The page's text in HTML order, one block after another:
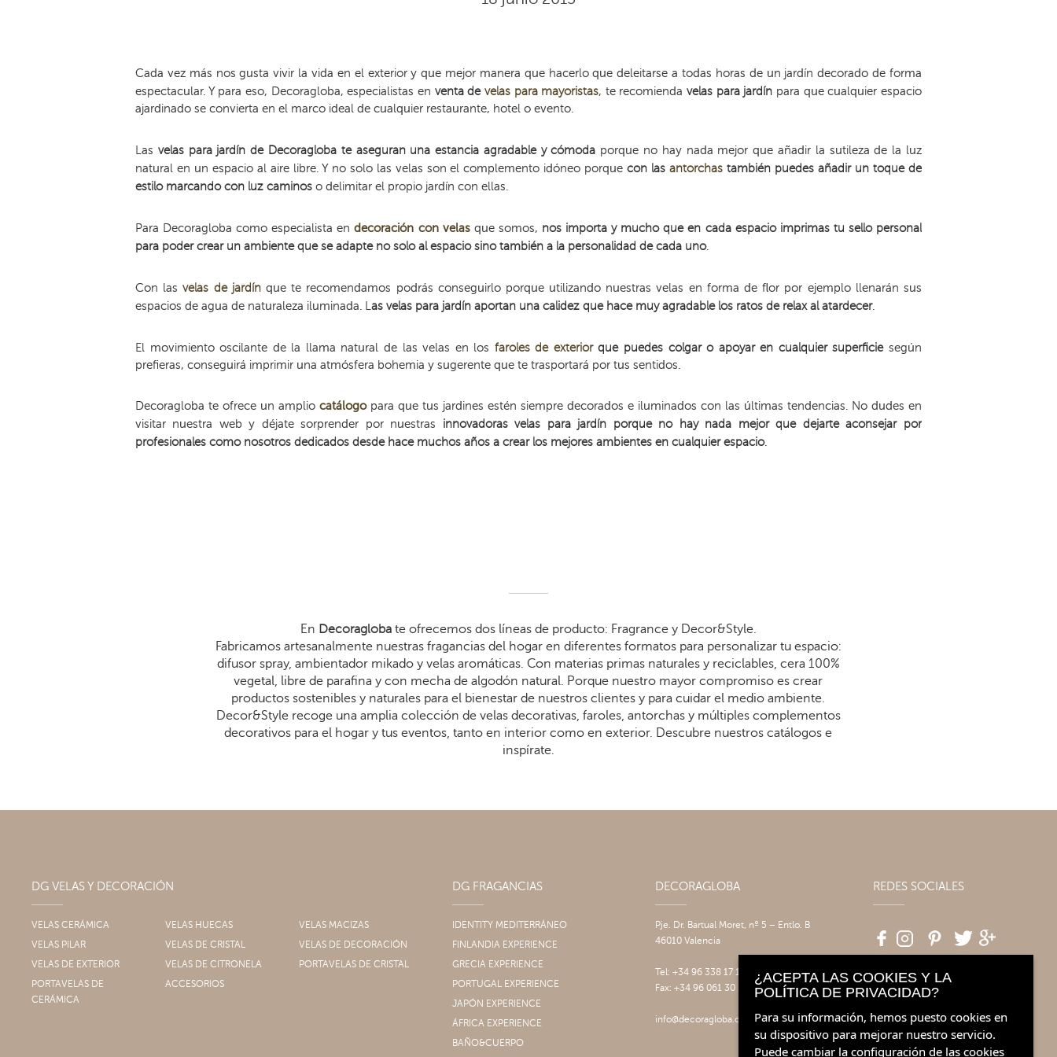
Cada vez más nos gusta vivir la vida en el exterior y que mejor manera que hacerlo que deleitarse a todas horas de un jardín decorado de forma
espectacular. Y para eso, Decoragloba, especialistas en venta de velas para mayoristas, te recomiendavelas para jardín para que cualquier espacio
ajardinado se convierta en el marco ideal de cualquier restaurante, hotel o evento.
Las velas para jardín de Decoragloba te aseguran una estancia agradable y cómoda porque no hay nada mejor que añadir la sutileza de la luz
natural en un espacio al aire libre. Y no solo las velas son el complemento idóneo porquecon lasantorchas también puedes añadir un toque de
estilo marcando con luz caminoso delimitar el propio jardín con ellas.
Para Decoragloba como especialista endecoración con velasque somos, nos importa y mucho que en cada espacio imprimas tu sello personal
para poder crear un ambiente que se adapte no solo al espacio sino también a la personalidad de cada uno.
Con lasvelas de jardínque te recomendamos podrás conseguirlo porque utilizando nuestras velas en forma de flor por ejemplo llenarán sus
espacios de agua de naturaleza iluminada. Las velas para jardín aportan una calidez que hace muy agradable los ratos de relax al atardecer.
El movimiento oscilante de la llama natural de las velas en los faroles de exteriorque puedes colgar o apoyar en cualquier superficiesegún
prefieras, conseguirá imprimir una atmósfera bohemia y sugerente que te trasportará por tus sentidos.
Decoragloba te ofrece un amplio catálogopara que tus jardines estén siempre decorados e iluminados con las últimas tendencias. No dudes en
visitar nuestra web y déjate sorprender por nuestras innovadoras velas para jardín porque no hay nada mejor que dejarte aconsejar por
profesionales como nosotros dedicados desde hace muchos años a crear los mejores ambientes en cualquier espacio.
En Decoraglobate ofrecemos dos líneas de producto: Fragrance y Decor&Style.
Fabricamos artesanalmente nuestras fragancias del hogar en diferentes formatos para personalizar tu espacio:
difusor spray, ambientador mikado y velas aromáticas. Con materias primas naturales y reciclables, cera 100%
vegetal, libre de parafina y con mecha de algodón natural. Porque nuestro mayor compromiso es crear
productos sostenibles y naturales para el bienestar de nuestros clientes y para cuidar el medio ambiente.
Decor&Style recoge una amplia colección de velas decorativas, faroles, antorchas y múltiples complementos
decorativos para el hogar y tus eventos, tanto en interior como en exterior. Descubre nuestros catálogos e
inspírate.
DG VELAS Y DECORACIÓN
VELAS CERÁMICA VELAS HUECAS
VELAS MACIZAS
VELAS PILAR
VELAS DE CRISTAL
VELAS DE DECORACIÓN
VELAS DE EXTERIOR
VELAS DE CITRONELA
PORTAVELAS DE CRISTAL
PORTAVELAS DE
CERÁMICA
ACCESORIOS
DG FRAGANCIAS
IDENTITY MEDITERRÁNEO
FINLANDIA EXPERIENCE
GRECIA EXPERIENCE
PORTUGAL EXPERIENCE
JAPÓN EXPERIENCE
ÁFRICA EXPERIENCE
BAÑO&CUERPO
DECORAGLOBA
Pje. Dr. Bartual Moret, nº 5 – Entlo. B
46010 Valencia
Tel: +34 96 338 17 17
Fax: +34 96 061 30 14
info@decoragloba.com
REDES SOCIALES
¿ACEPTA LAS COOKIES Y LA
POLÍTICA DE PRIVACIDAD?
Para su información, hemos puesto cookies en
su dispositivo para mejorar nuestro servicio.
Puede cambiar la configuración de las cookies